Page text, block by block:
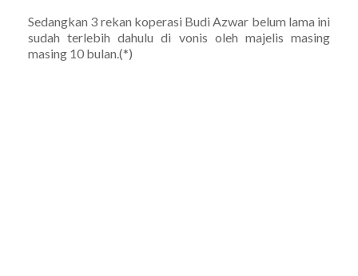
Sedangkan 3 rekan koperasi Budi Azwar belum lama ini
sudah terlebih dahulu di vonis oleh majelis masing
masing 10 bulan.(*)